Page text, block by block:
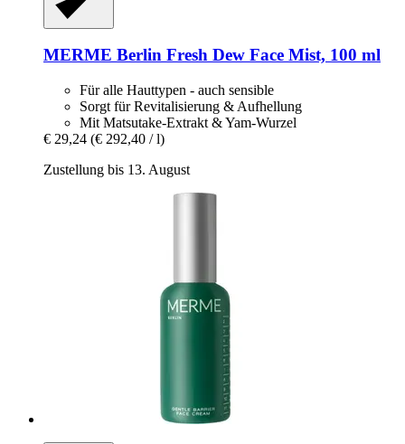
MERME Berlin Fresh Dew Face Mist, 100 ml
Für alle Hauttypen - auch sensible
Sorgt für Revitalisierung & Aufhellung
Mit Matsutake-Extrakt & Yam-Wurzel
€ 29,24 (€ 292,40 / l)
Zustellung bis 13. August